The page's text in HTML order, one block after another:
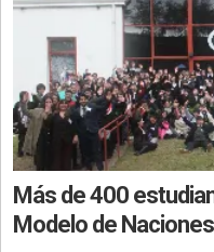
Más de 400
Modelo de